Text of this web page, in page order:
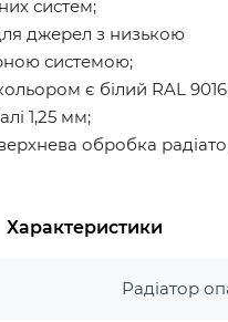
систем;
джерел з низькою
системою;
є білий RAL
1,25 мм;
обробка
Характеристики
Радіатор